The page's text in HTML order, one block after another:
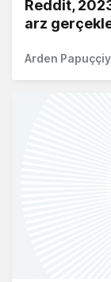
Reddit,
arz
Arden